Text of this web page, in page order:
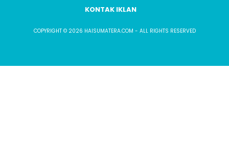
KONTAK IKLAN
COPYRIGHT © 2026 HAISUMATERA.COM - ALL RIGHTS RESERVED